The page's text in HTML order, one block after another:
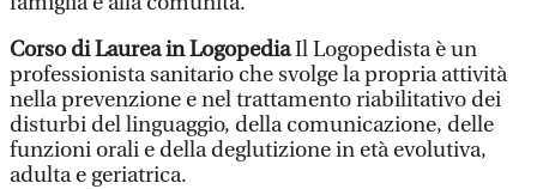
Corso di Laurea in LogopediaIl Logopedista è un
professionista sanitario che svolge la propria attività
nella prevenzione e nel trattamento riabilitativo dei
disturbi del linguaggio, della comunicazione, delle
funzioni orali e della deglutizione in età evolutiva,
adulta e geriatrica.